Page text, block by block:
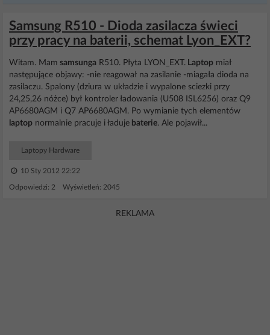
Samsung R510 - Dioda zasilacza świeci
przy pracy na baterii, schemat Lyon_EXT?
Witam. Mam samsunga R510. Płyta LYON_EXT. Laptop miał
następujące objawy: -nie reagował na zasilanie -miagała dioda na
zasilaczu. Spalony (dziura w układzie i wypalone sciezki przy
24,25,26 nóżce) był kontroler ładowania (U508 ISL6256) oraz Q9
AP6680AGM i Q7 AP6680AGM. Po wymianie tych elementów
laptop normalnie pracuje i ładuje baterie. Ale pojawił...
Laptopy Hardware
10 Sty 2012 22:22
Odpowiedzi: 2 Wyświetleń: 2045
REKLAMA